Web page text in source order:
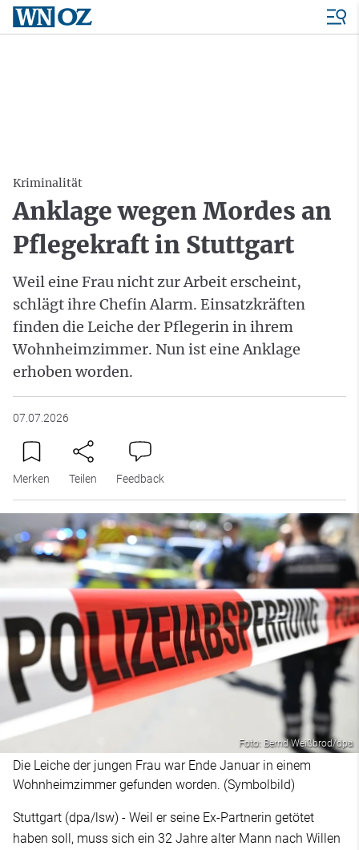
Kriminalität
Anklage wegen Mordes an
Pflegekraft in Stuttgart
Weil eine Frau nicht zur Arbeit erscheint,
schlägt ihre Chefin Alarm. Einsatzkräften
finden die Leiche der Pflegerin in ihrem
Wohnheimzimmer. Nun ist eine Anklage
erhoben worden.
07.07.2026
Merken Teilen Feedback
Foto: Bernd Weißbrod/dpa
Die Leiche der jungen Frau war Ende Januar in einem
Wohnheimzimmer gefunden worden. (Symbolbild)
Stuttgart (dpa/lsw) - Weil er seine Ex-Partnerin getötet
haben soll, muss sich ein 32 Jahre alter Mann nach Willen